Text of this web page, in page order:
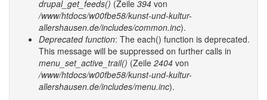
drupal_get_feeds() (Zeile 394 von
/www/htdocs/w00fbe58/kunst-und-kultur-
allershausen.de/includes/common.inc).
Deprecated function: The each() function is deprecated.
This message will be suppressed on further calls in
menu_set_active_trail() (Zeile 2404 von
/www/htdocs/w00fbe58/kunst-und-kultur-
allershausen.de/includes/menu.inc).